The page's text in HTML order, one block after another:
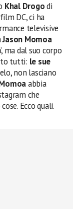
Khal Drogodi
DC, ci ha
televisive
Jason Momoa
ma dal suo corpo
tutti: le sue
non lasciano
abbia
che
Ecco quali.